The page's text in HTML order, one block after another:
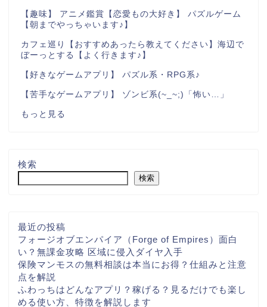
【趣味】 アニメ鑑賞【恋愛もの大好き】 パズルゲーム
【朝までやっちゃいます♪】
カフェ巡り【おすすめあったら教えてください】海辺で
ぼーっとする【よく行きます♪】
【好きなゲームアプリ】 パズル系・RPG系♪
【苦手なゲームアプリ】 ゾンビ系(~_~;)「怖い…」
もっと見る
検索
検索
最近の投稿
フォージオブエンパイア（Forge of Empires）面白
い？無課金攻略 区域に侵入ダイヤ入手
保険マンモスの無料相談は本当にお得？仕組みと注意
点を解説
ふわっちはどんなアプリ？稼げる？見るだけでも楽し
める使い方、特徴を解説します
ホーム